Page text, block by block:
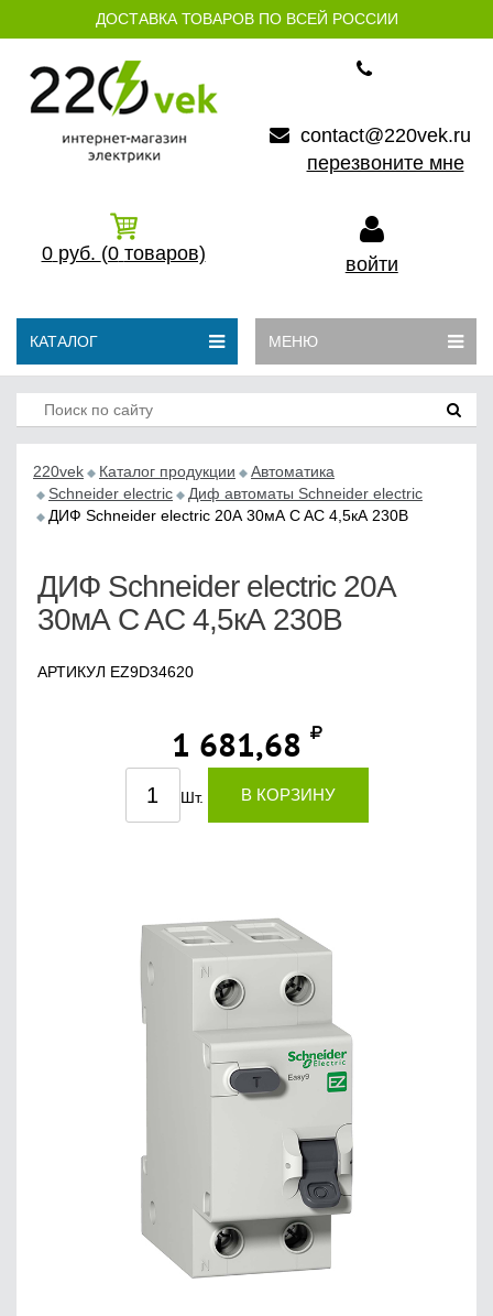
ДОСТАВКА ТОВАРОВ ПО ВСЕЙ РОССИИ
contact@220vek.ru
перезвоните мне
0 руб. (0 товаров) войти
КАТАЛОГ МЕНЮ
220vek Каталог продукции
Автоматика
Schneider electric
Диф автоматы Schneider electric
ДИФ Schneider electric 20А 30мА C AC 4,5кА 230В
ДИФ Schneider electric 20А
30мА C AC 4,5кА 230В
АРТИКУЛ EZ9D34620
1 681,68
Шт. В КОРЗИНУ